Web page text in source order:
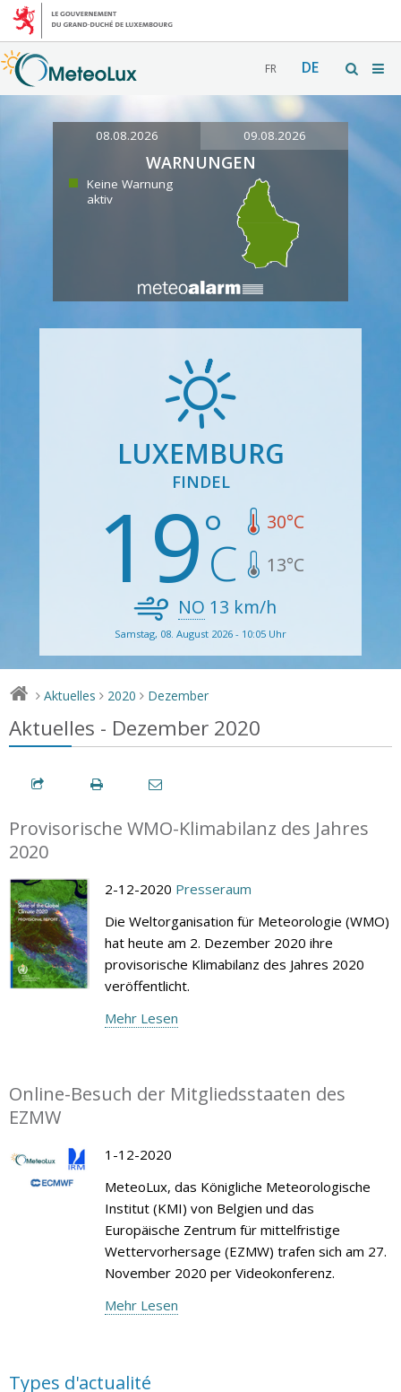
FR DE
08.08.2026 09.08.2026
WARNUNGEN
Keine Warnung
aktiv
LUXEMBURG
FINDEL
19 30°C
13°C
NO 13 km/h
Samstag, 08. August 2026 - 10:05 Uhr
> Aktuelles > 2020 > Dezember
Aktuelles - Dezember 2020
Provisorische WMO-Klimabilanz des Jahres
2020
2-12-2020 Presseraum
Die Weltorganisation für Meteorologie (WMO)
hat heute am 2. Dezember 2020 ihre
provisorische Klimabilanz des Jahres 2020
veröffentlicht.
Mehr Lesen
Online-Besuch der Mitgliedsstaaten des
EZMW
1-12-2020
MeteoLux, das Königliche Meteorologische
Institut (KMI) von Belgien und das
Europäische Zentrum für mittelfristige
Wettervorhersage (EZMW) trafen sich am 27.
November 2020 per Videokonferenz.
Mehr Lesen
Types d'actualité